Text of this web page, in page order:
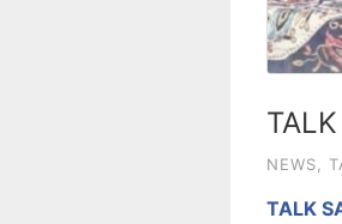
NEWS
TALK